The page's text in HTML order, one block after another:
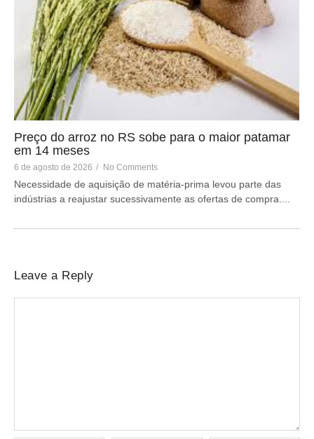
Preço do arroz no RS sobe para o maior patamar
em 14 meses
6 de agosto de 2026 / No Comments
Necessidade de aquisição de matéria-prima levou parte das
indústrias a reajustar sucessivamente as ofertas de compra....
Leave a Reply